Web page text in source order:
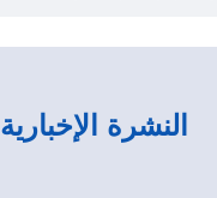
النشرة الإخبارية